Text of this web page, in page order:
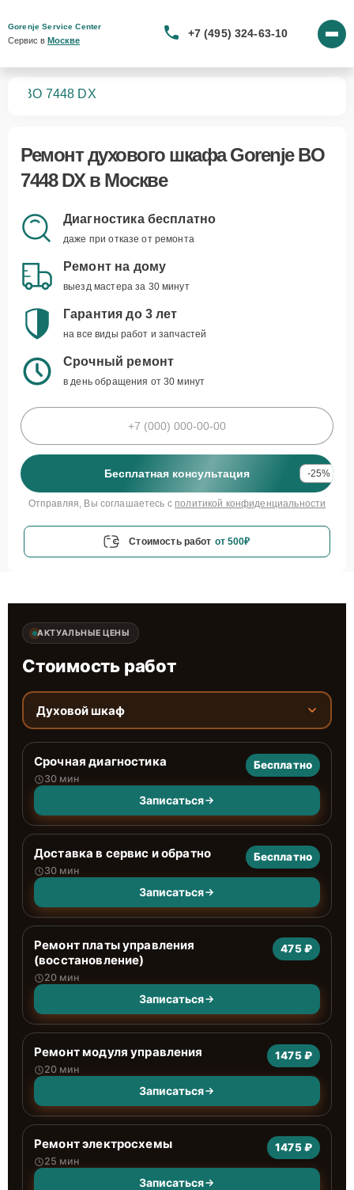
Gorenje Service Center
Сервис в Москве
+7 (495) 324-63-10
BO 7448 DX
Ремонтдухового шкафа Gorenje BO
7448 DXв Москве
Диагностика бесплатно
даже при отказе от ремонта
Ремонт на дому
выезд мастера за 30 минут
Гарантия до 3 лет
на все виды работ и запчастей
Срочный ремонт
в день обращения от 30 минут
Бесплатная консультация -25%
Отправляя, Вы соглашаетесь с политикой конфиденциальности
Стоимость работ от 500₽
АКТУАЛЬНЫЕ ЦЕНЫ
Стоимость работ
Духовой шкаф
Срочная диагностика
30 мин
Бесплатно
Записаться
Доставка в сервис и обратно
30 мин
Бесплатно
Записаться
Ремонт платы управления
(восстановление)
20 мин
475 ₽
Записаться
Ремонт модуля управления
20 мин
1475 ₽
Записаться
Ремонт электросхемы
25 мин
1475 ₽
Записаться